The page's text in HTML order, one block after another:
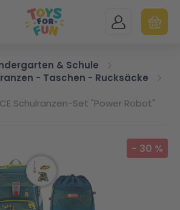
MEIN KONTO
& Schule
- Taschen - Rucksäcke
Schulranzen-Set "Power Robot"
- 30 %